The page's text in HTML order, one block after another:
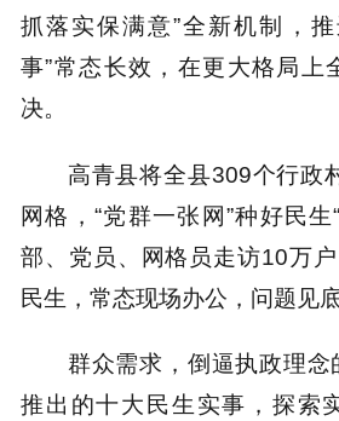
抓落实保满意”全新机制，
事”常态长效，在更大格局上
决。
高青县将全县309个行政
网格，“党群一张网”种好民
部、党员、网格员走访10万户
民生，常态现场办公，问题见底
群众需求，倒逼执政理
推出的十大民生实事，探索